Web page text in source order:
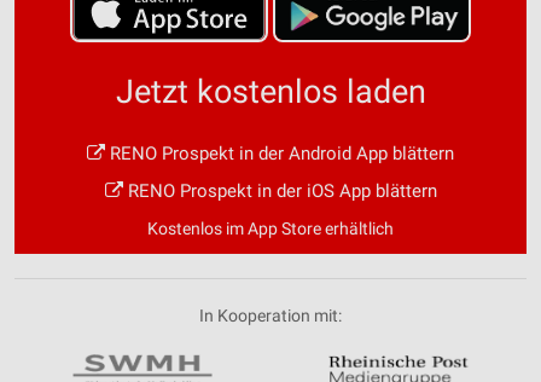
Jetzt kostenlos laden
RENO Prospekt in der Android App blättern
RENO Prospekt in der iOS App blättern
Kostenlos im App Store erhältlich
In Kooperation mit: